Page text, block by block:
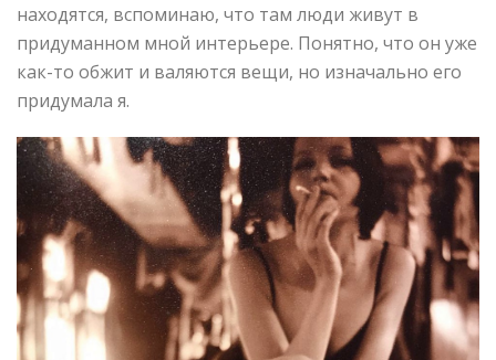
находятся, вспоминаю, что там люди живут в
придуманном мной интерьере. Понятно, что он уже
как-то обжит и валяются вещи, но изначально его
придумала я.